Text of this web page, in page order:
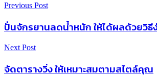
Previous Post
ปั่นจักรยานลดน้ำหนัก ให้ได้ผลด้วยวิธี
Next Post
จัดตารางวิ่ง ให้เหมาะสมตามสไตล์คุณ